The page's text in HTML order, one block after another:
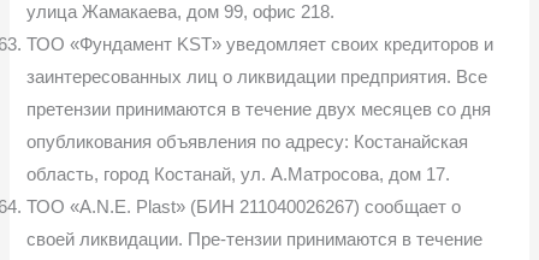
улица Жамакаева, дом 99, офис 218.
ТОО «Фундамент KST» уведомляет своих кредиторов и
заинтересованных лиц о ликвидации предприятия. Все
претензии принимаются в течение двух месяцев со дня
опубликования объявления по адресу: Костанайская
область, город Костанай, ул. А.Матросова, дом 17.
ТОО «A.N.E. Plast» (БИН 211040026267) сообщает о
своей ликвидации. Пре-тензии принимаются в течение